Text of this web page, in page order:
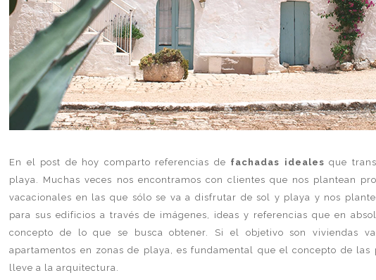
En el post de hoy comparto referencias de fachadas ideales que
playa. Muchas veces nos encontramos con clientes que nos plantean
vacacionales en las que sólo se va a disfrutar de sol y playa y nos
para sus edificios a través de imágenes, ideas y referencias que en
concepto de lo que se busca obtener. Si el objetivo son viviendas
apartamentos en zonas de playa, es fundamental que el concepto de las
lleve a la arquitectura.